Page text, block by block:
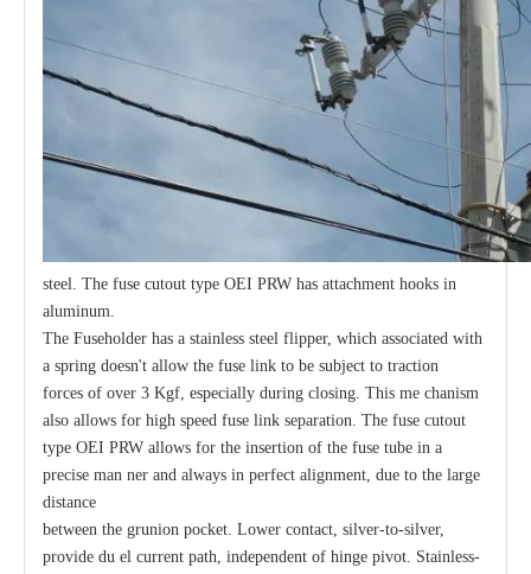
steel. The fuse cutout type OEI PRW has attachment hooks in
aluminum.
The Fuseholder has a stainless steel flipper, which associated with
a spring doesn't allow the fuse link to be subject to traction
forces of over 3 Kgf, especially during closing. This me chanism
also allows for high speed fuse link separation. The fuse cutout
type OEI PRW allows for the insertion of the fuse tube in a
precise man ner and always in perfect alignment, due to the large
distance
between the grunion pocket. Lower contact, silver-to-silver,
provide du el current path, independent of hinge pivot. Stainless-